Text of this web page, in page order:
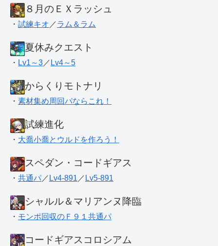
８月のＥＸラッシュ
・ 試練キオ ／ラム＆ラム
夏休みクエスト
・ Lv1～3 ／ Lv4～5
からくりモトナリ
・ 素材集め周回パならこれ！
試練進化
・ 大喬小喬とウルドを作ろう！
スペダン・コードギアス
・ 共通パ ／ Lv4-891 ／ Lv5-891
シャルル＆マリアンヌ降臨
・ モンポ回収のＦ９１共通パ
コードギアスコロシアム